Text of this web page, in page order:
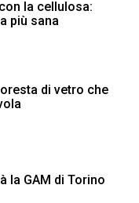
la cellulosa:
più sana
di vetro che
la GAM di Torino